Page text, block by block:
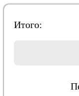
Итого: